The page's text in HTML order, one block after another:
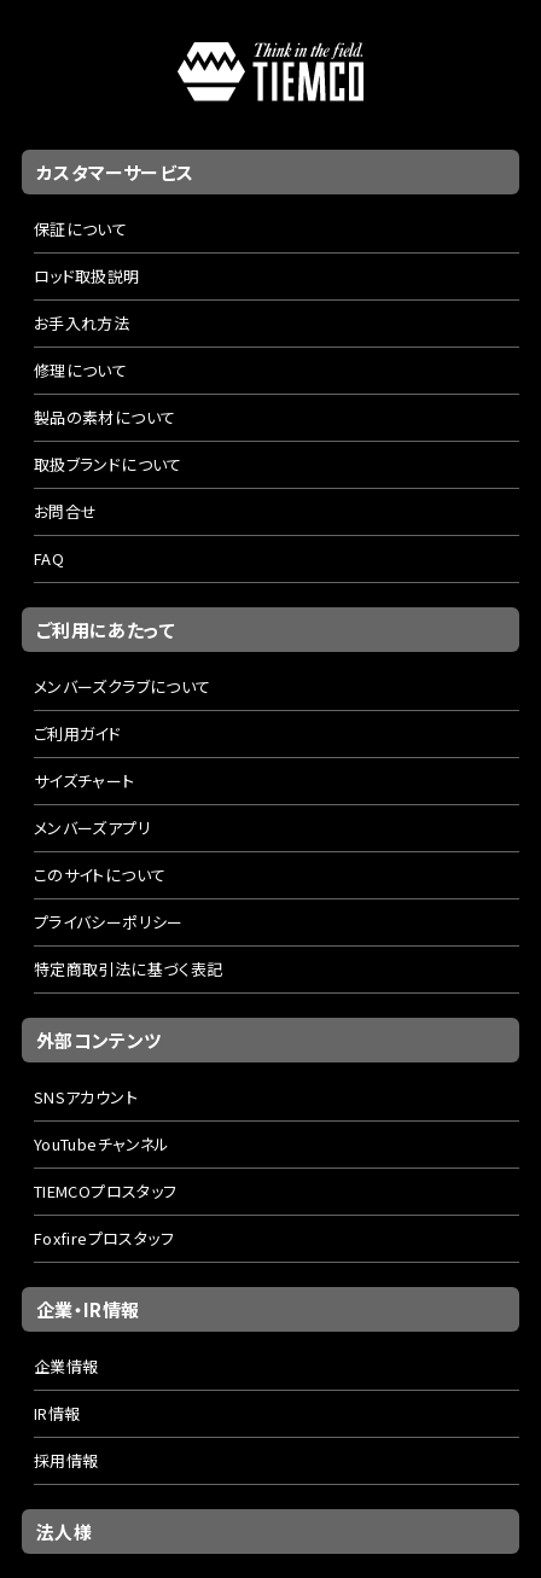
カスタマーサービス
保証について
ロッド取扱説明
お手入れ方法
修理について
製品の素材について
取扱ブランドについて
お問合せ
FAQ
ご利用にあたって
メンバーズクラブについて
ご利用ガイド
サイズチャート
メンバーズアプリ
このサイトについて
プライバシーポリシー
特定商取引法に基づく表記
外部コンテンツ
SNSアカウント
YouTubeチャンネル
TIEMCOプロスタッフ
Foxfireプロスタッフ
企業・IR情報
企業情報
IR情報
採用情報
法人様